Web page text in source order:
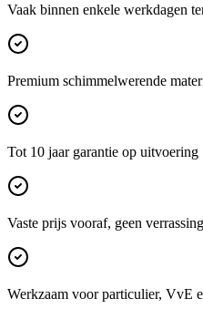
Vaak binnen enkele werkdagen
Premium schimmelwerende
Tot 10 jaar garantie op uitvoering
Vaste prijs vooraf, geen
Werkzaam voor particulier, VvE